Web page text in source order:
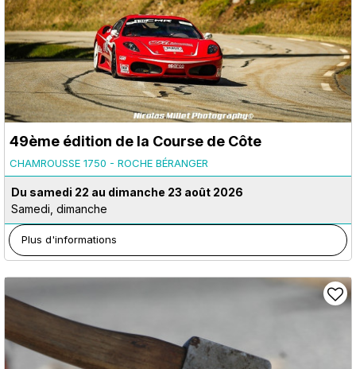
49ème édition de la Course de Côte
CHAMROUSSE 1750 - ROCHE BÉRANGER
Du samedi 22 au dimanche 23 août 2026
Samedi, dimanche
Plus d'informations